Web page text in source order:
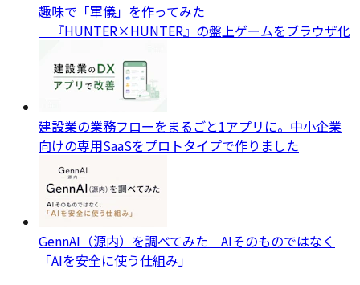
趣味で「軍儀」を作ってみた
─『HUNTER×HUNTER』の盤上ゲームをブラウザ化
建設業の業務フローをまるごと1アプリに。中小企業
向けの専用SaaSをプロトタイプで作りました
GennAI（源内）を調べてみた｜AIそのものではなく
「AIを安全に使う仕組み」